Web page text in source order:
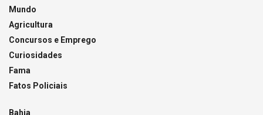
Mundo
Agricultura
Concursos e Emprego
Curiosidades
Fama
Fatos Policiais
Bahia